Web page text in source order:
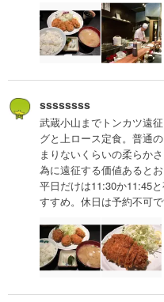
ssssssss
武蔵小山までトンカツ遠
グと上ロース定食。普通
まりないくらいの柔らか
為に遠征する価値あるとお
平日だけは11:30か11:45
すすめ。休日は予約不可で